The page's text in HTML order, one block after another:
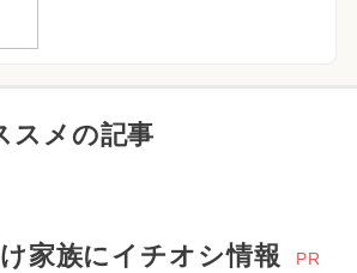
スメの記事
家族にイチオシ情報 PR